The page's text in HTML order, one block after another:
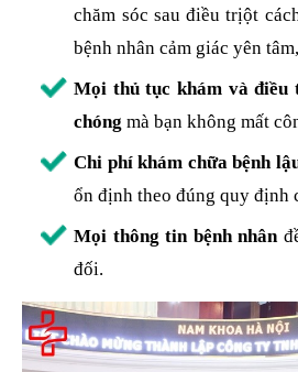
chăm sóc sau điều trịột
bệnh nhân cảm giác yên
Mọi thủ tục khám và điều
chóng mà bạn không mất
Chi phí khám chữa bệnh
ổn định theo đúng quy định
Mọi thông tin bệnh nhân
đối.